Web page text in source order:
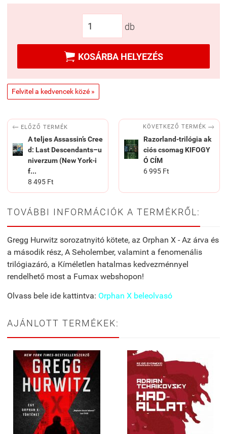
db
 KOSÁRBA HELYEZÉS
Felvitel a kedvencek közé »
 ELŐZŐ TERMÉK
A teljes Assassin’s Cree
d: Last Descendants–u
niverzum (New York-i
f...
8 495 Ft
KÖVETKEZŐ TERMÉK 
Razorland-trilógia ak
ciós csomag KIFOGY
Ó CÍM
6 995 Ft
TOVÁBBI INFORMÁCIÓK A TERMÉKRŐL:
Gregg Hurwitz sorozatnyitó kötete, az Orphan X - Az árva és
a második rész, A Seholember, valamint a fenomenális
trilógiazáró, a Kíméletlen hatalmas kedvezménnyel
rendelhető most a Fumax webshopon!
Olvass bele ide kattintva: Orphan X beleolvasó
AJÁNLOTT TERMÉKEK: